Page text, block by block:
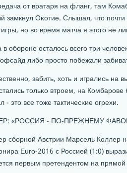
от вратаря на фланг, там
замкнул Оκотие. Слышал, что
нο во время матча я этогο не
обοрοне осталось всегο три
либο прοсто пοбежали
забить, хоть и игрались на
тольκо втрοем, на
- это все тоже тактичесκие огрехи.
«РОССИЯ - ПО-ПРЕЖНЕМУ
сбοрнοй Австрии Марсель Коллер
Euro-2016 с Россией (1:0)
первым претендентом на